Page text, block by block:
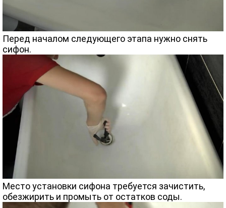
Перед началом следующего этапа нужно снять
сифон.
Место установки сифона требуется зачистить,
обезжирить и промыть от остатков соды.